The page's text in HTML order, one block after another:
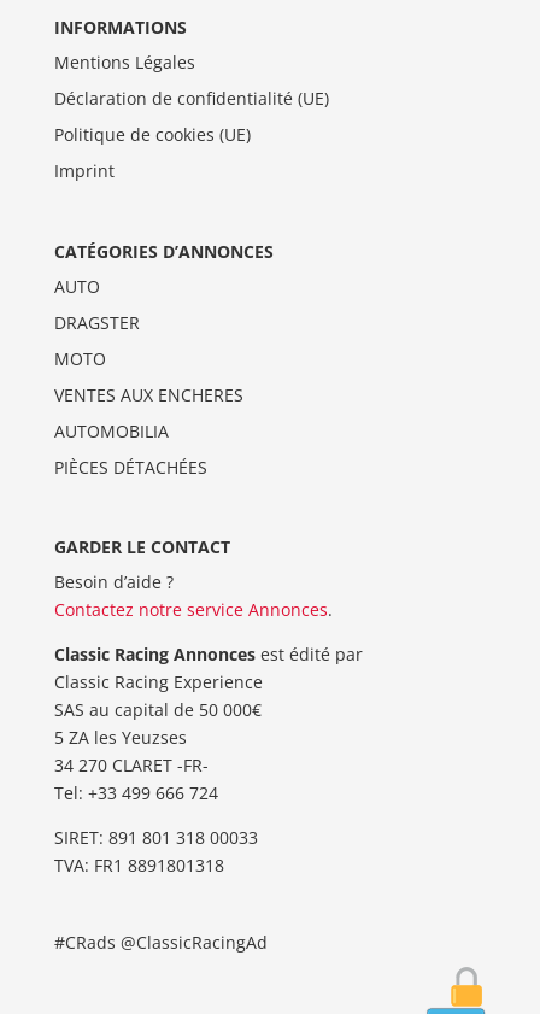
INFORMATIONS
Mentions Légales
Déclaration de confidentialité (UE)
Politique de cookies (UE)
Imprint
CATÉGORIES D’ANNONCES
AUTO
DRAGSTER
MOTO
VENTES AUX ENCHERES
AUTOMOBILIA
PIÈCES DÉTACHÉES
GARDER LE CONTACT
Besoin d’aide ?
Contactez notre service Annonces.
Classic Racing Annoncesest édité par
Classic Racing Experience
SAS au capital de 50 000€
5 ZA les Yeuzses
34 270 CLARET -FR-
Tel: ‭+33 499 666 724‬
SIRET: 891 801 318 00033
TVA: FR1 8891801318
#CRads @ClassicRacingAd